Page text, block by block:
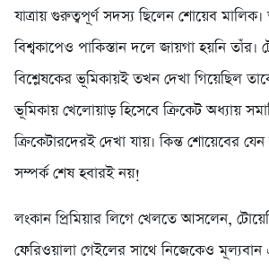
যাত্রায় গুরুত্বপূর্ণ সদস্য ছিলেন শোয়েব
বিশ্বকাপেও পাকিস্তান দলে জায়গা হয়নি তাঁর।
বিশ্লেষকের ভূমিকায়ই তখন দেখা গিয়েছিল
ভূমিকায় খেলোয়াড় হিসেবে ক্রিকেট অধ্যায়
ক্রিকেটারদেরই দেখা যায়। কিন্ত শোয়েবের
সম্পর্ক শেষ হবারই নয়!
লংকান প্রিমিয়ার লিগে খেলতে আসলেন,
ফেরিওয়ালা গেইলের সাথে নিজেকেও মূল্যবান